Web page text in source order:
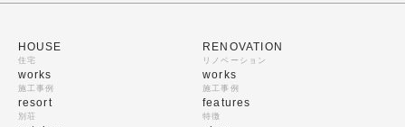
HOUSE
住宅
works
施工事例
resort
別荘
RENOVATION
リノベーション
works
施工事例
features
特徴